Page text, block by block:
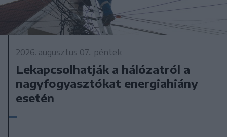
2026. augusztus 07., péntek
Lekapcsolhatják a hálózatról a
nagyfogyasztókat energiahiány
esetén